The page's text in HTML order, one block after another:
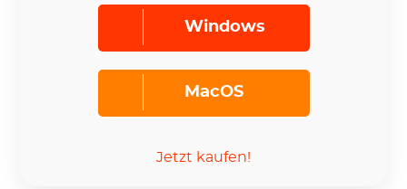
Windows
MacOS
Jetzt kaufen!